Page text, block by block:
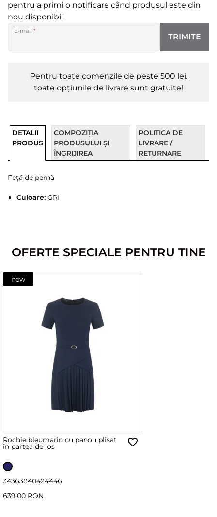
pentru a primi o notificare când produsul este din
nou disponibil
E-mail*
TRIMITE
Pentru toate comenzile de peste 500 lei.
toate opțiunile de livrare sunt gratuite!
DETALII
PRODUS
COMPOZIȚIA
PRODUSULUI ȘI
ÎNGRIJIREA
POLITICA DE
LIVRARE /
RETURNARE
Feță de pernă
Culoare:GRI
OFERTE SPECIALE PENTRU TINE
new
Rochie bleumarin cu panou plisat
în partea de jos
34363840424446
639.00 RON